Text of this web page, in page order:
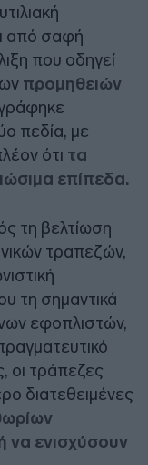
από σαφή
που οδηγεί
προμηθειών
πεδία, με
ότι τα
επίπεδα.
τη βελτίωση
τραπεζών,
τη σημαντικά
εφοπλιστών,
οι τράπεζες
διατεθειμένες
να ενισχύσουν